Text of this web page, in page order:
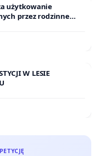
użytkowanie
przez rodzinne
W LESIE